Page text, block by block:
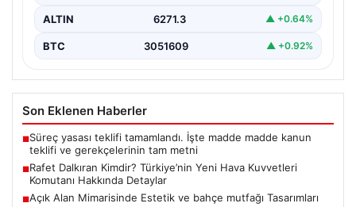
ALTIN 6271.3 ▲ +0.64%
BTC 3051609 ▲ +0.92%
Son Eklenen Haberler
■Süreç yasası teklifi tamamlandı. İşte madde madde kanun
teklifi ve gerekçelerinin tam metni
■Rafet Dalkıran Kimdir? Türkiye’nin Yeni Hava Kuvvetleri
Komutanı Hakkında Detaylar
■Açık Alan Mimarisinde Estetik ve bahçe mutfağı Tasarımları